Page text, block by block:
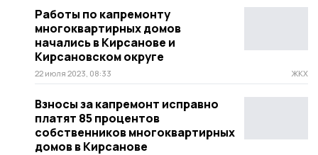
Работы по капремонту
многоквартирных домов
начались в Кирсанове и
Кирсановском округе
22 июля 2023, 08:33 ЖКХ
Взносы за капремонт исправно
платят 85 процентов
собственников многоквартирных
домов в Кирсанове